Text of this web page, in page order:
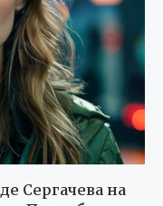
Сергачева на